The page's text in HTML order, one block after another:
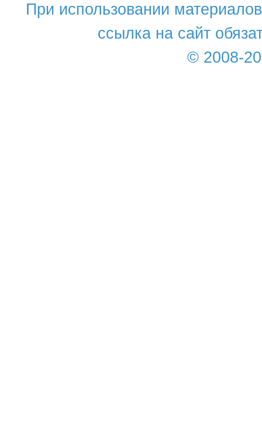
При использовании
ссылка на сайт
© 2008-